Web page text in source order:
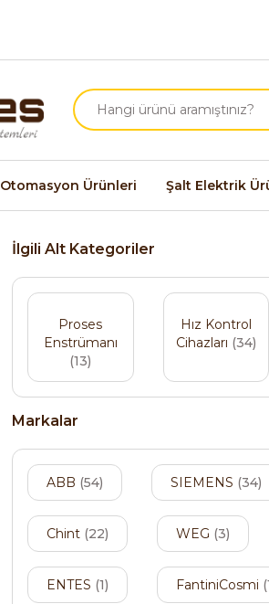
Otomasyon Ürünleri Şalt Elektrik
İlgili Alt Kategoriler
Proses
Enstrümanı
(13)
Hız Kontrol
Cihazları (34)
Markalar
ABB (54) SIEMENS (34)
Chint (22) WEG (3)
ENTES (1) FantiniCosmi